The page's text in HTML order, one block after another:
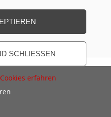
SCHLIESSEN
erfahren